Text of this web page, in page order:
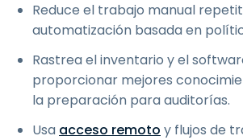
Reduce el trabajo manual
automatización basada en
Rastrea el inventario y el
proporcionar mejores
la preparación para auditorías.
Usa acceso remoto y flujos de